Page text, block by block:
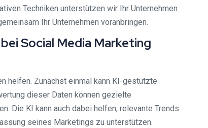
Techniken unterstützen wir Ihr Unternehmen
Ihr Unternehmen voranbringen.
Social Media Marketing
helfen. Zunächst einmal kann KI-gestützte
dieser Daten können gezielte
Die KI kann auch dabei helfen, relevante Trends
seines Marketings zu unterstützen.